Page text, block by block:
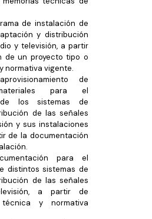
de instalación de
y distribución
y televisión, a partir
de un proyecto tipo o
normativa vigente.
de
para el
de los sistemas de
de las señales
y sus instalaciones
de la documentación
para el
distintos sistemas de
de las señales
a partir de
técnica y normativa